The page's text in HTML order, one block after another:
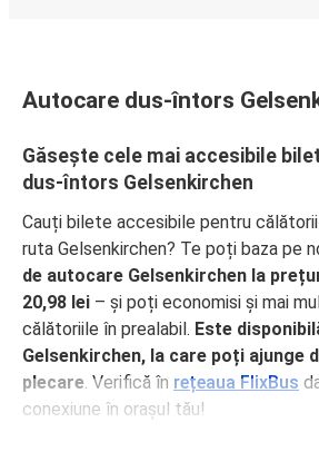
Autocare dus-întors
Găsește cele mai accesibile
dus-întors Gelsenkirchen
Cauți bilete accesibile pentru
ruta Gelsenkirchen? Te poți baza pe
de autocare Gelsenkirchen la
20,98 lei – și poți economisi și mai
călătoriile în prealabil. Este
Gelsenkirchen, la care poți ajunge
plecare . Verifică în rețeaua FlixBus
conexiune în orașul tău!